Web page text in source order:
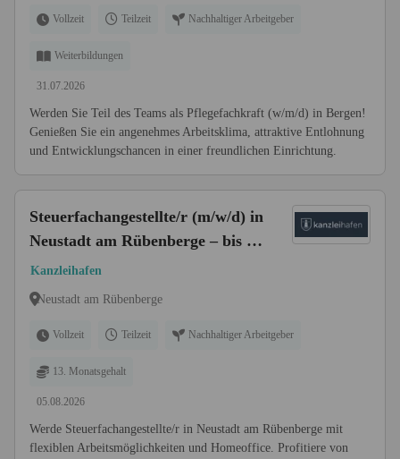
Vollzeit Teilzeit Nachhaltiger Arbeitgeber
Weiterbildungen
31.07.2026
Werden Sie Teil des Teams als Pflegefachkraft (w/m/d) in Bergen!
Genießen Sie ein angenehmes Arbeitsklima, attraktive Entlohnung
und Entwicklungschancen in einer freundlichen Einrichtung.
Steuerfachangestellte/r (m/w/d) in
Neustadt am Rübenberge – bis zu
5 Tage Homeoffice
Kanzleihafen
Neustadt am Rübenberge
Vollzeit Teilzeit Nachhaltiger Arbeitgeber
13. Monatsgehalt
05.08.2026
Werde Steuerfachangestellte/r in Neustadt am Rübenberge mit
flexiblen Arbeitsmöglichkeiten und Homeoffice. Profitiere von